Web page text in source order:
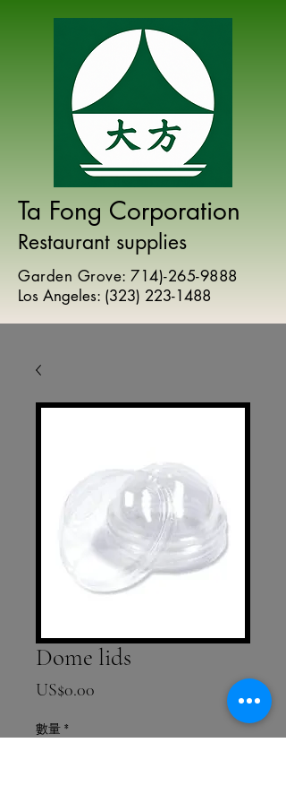
Ta Fong Corporation
Restaurant supplies
Garden Grove:714)-265-9888
Los Angeles: (323) 223-1488
Dome lids
US$0.00
數量*